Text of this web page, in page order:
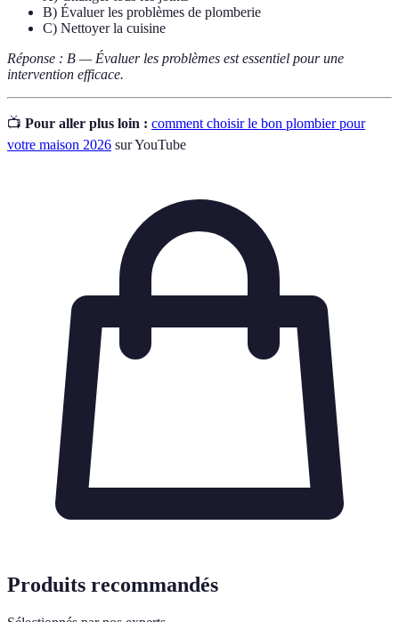
B) Évaluer les problèmes de plomberie
C) Nettoyer la cuisine
Réponse : B — Évaluer les problèmes est essentiel pour une
intervention efficace.
📺 Pour aller plus loin : comment choisir le bon plombier pour
votre maison 2026 sur YouTube
Produits recommandés